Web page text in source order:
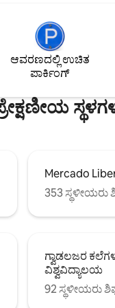
ಪಾರ್ಟಿಗಳು ಮತ್ತು/
ಪಾಸ್‌ಪೋರ್ಟ್ ಅಥವಾ
ಆವರಣದಲ್ಲಿ ಉಚಿತ
ಪಾರ್ಕಿಂಗ್
Mercado
353 ಸ್ಥಳೀಯರು
ಗ್ವಾಡಲಜರ
ವಿಶ್ವವಿದ್ಯಾಲಯ
92 ಸ್ಥಳೀಯರು